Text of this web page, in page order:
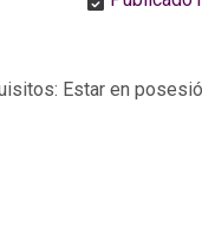
Estar en